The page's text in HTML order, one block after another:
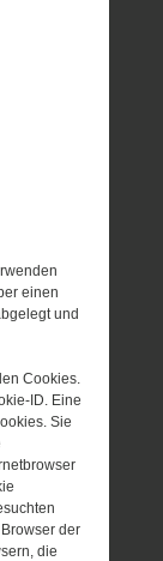
einen
und
Cookies.
ID. Eine
Sie
der
die